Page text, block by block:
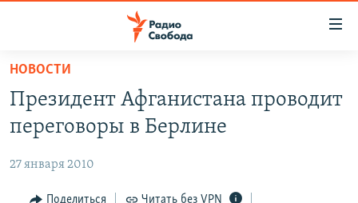
упрощенного
доступа
основному
Вернутся
ПОДКАСТЫ
АВТОРСКИЕ ПРОЕКТЫ
ЦИТАТЫ СВОБОДЫ
НОВОСТИ
Президент Афганистана проводит
переговоры в Берлине
27 января 2010
Поделиться Читать без VPN